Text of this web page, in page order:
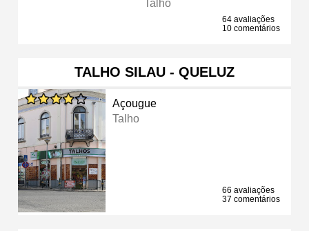
Talho
64 avaliações
10 comentários
TALHO SILAU - QUELUZ
Açougue
Talho
66 avaliações
37 comentários